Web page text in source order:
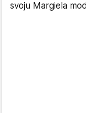
svoju Margiela